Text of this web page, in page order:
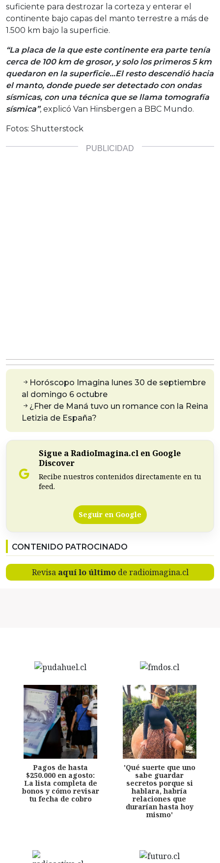
suficiente para destrozar la corteza y enterar el
continente bajo capas del manto terrestre a más de
1.500 km bajo la superficie.
“La placa de la que este continente era parte tenía
cerca de 100 km de grosor, y solo los primeros 5 km
quedaron en la superficie…El resto descendió hacia
el manto, donde puede ser detectado con ondas
sísmicas, con una técnica que se llama tomografía
sísmica”, explicó Van Hinsbergen a BBC Mundo.
Fotos: Shutterstock
Horóscopo Imagina lunes 30 de septiembre
al domingo 6 octubre
¿Fher de Maná tuvo un romance con la Reina
Letizia de España?
Sigue a RadioImagina.cl en Google
Discover
Recibe nuestros contenidos directamente en tu
feed.
Seguir en Google
CONTENIDO PATROCINADO
Revisa aquí lo últimode radioimagina.cl
Pagos de hasta
$250.000 en agosto:
La lista completa de
bonos y cómo revisar
tu fecha de cobro
'Qué suerte que uno
sabe guardar
secretos porque si
hablara, habría
relaciones que
durarían hasta hoy
mismo'